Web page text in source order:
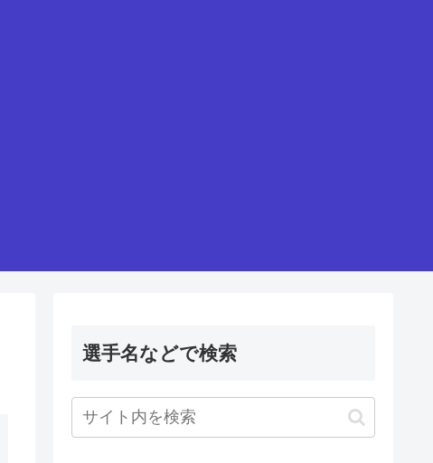
選手名などで検索